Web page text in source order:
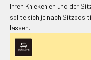
Ihren Kniekehlen und der
sollte sich je nach
lassen.